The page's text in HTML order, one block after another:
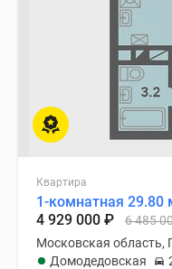
Квартира
1-комнатная 29.80
4 929 000 ₽ 6 485
Московская область,
Домодедовская